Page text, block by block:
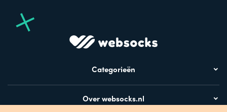
Categorieën
Over websocks.nl